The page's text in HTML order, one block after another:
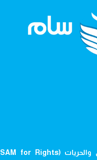
منظمة سام للحقوق والحريات (SAM for Rights